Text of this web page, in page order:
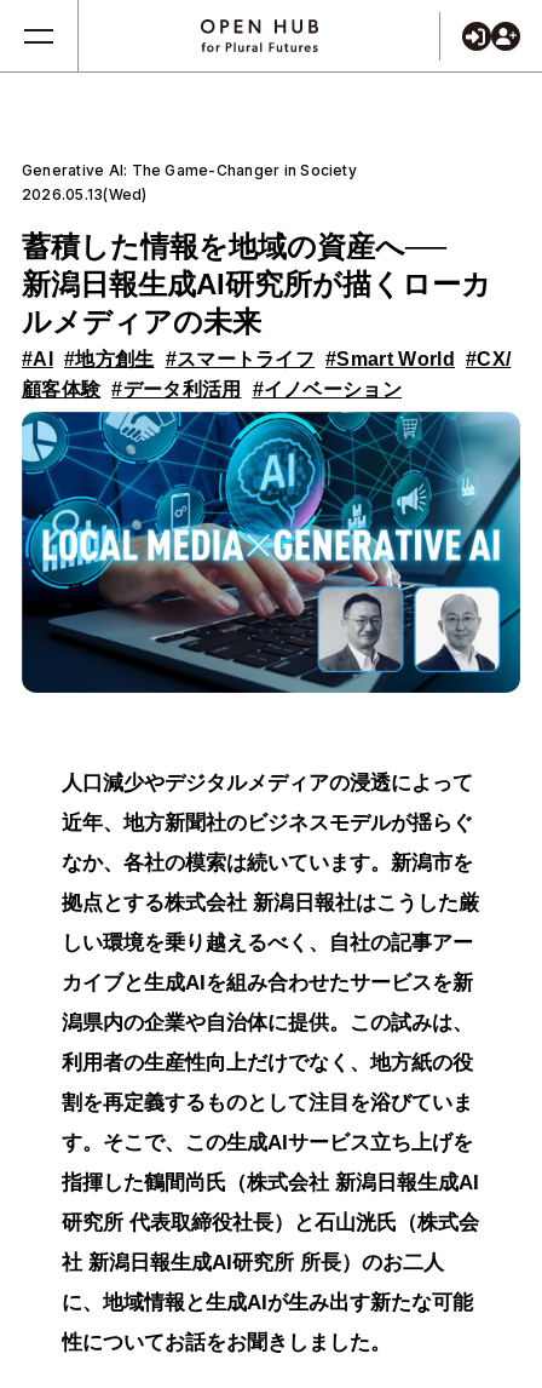
Generative AI: The Game-Changer in Society
2026.05.13(Wed)
蓄積した情報を地域の資産へ──
新潟日報生成AI研究所が描くローカ
ルメディアの未来
#AI #地方創生 #スマートライフ #Smart World #CX/
顧客体験 #データ利活用 #イノベーション
人口減少やデジタルメディアの浸透によって
近年、地方新聞社のビジネスモデルが揺らぐ
なか、各社の模索は続いています。新潟市を
拠点とする株式会社 新潟日報社はこうした厳
しい環境を乗り越えるべく、自社の記事アー
カイブと生成AIを組み合わせたサービスを新
潟県内の企業や自治体に提供。この試みは、
利用者の生産性向上だけでなく、地方紙の役
割を再定義するものとして注目を浴びていま
す。そこで、この生成AIサービス立ち上げを
指揮した鶴間尚氏（株式会社 新潟日報生成AI
研究所 代表取締役社長）と石山洸氏（株式会
社 新潟日報生成AI研究所 所長）のお二人
に、地域情報と生成AIが生み出す新たな可能
性についてお話をお聞きしました。